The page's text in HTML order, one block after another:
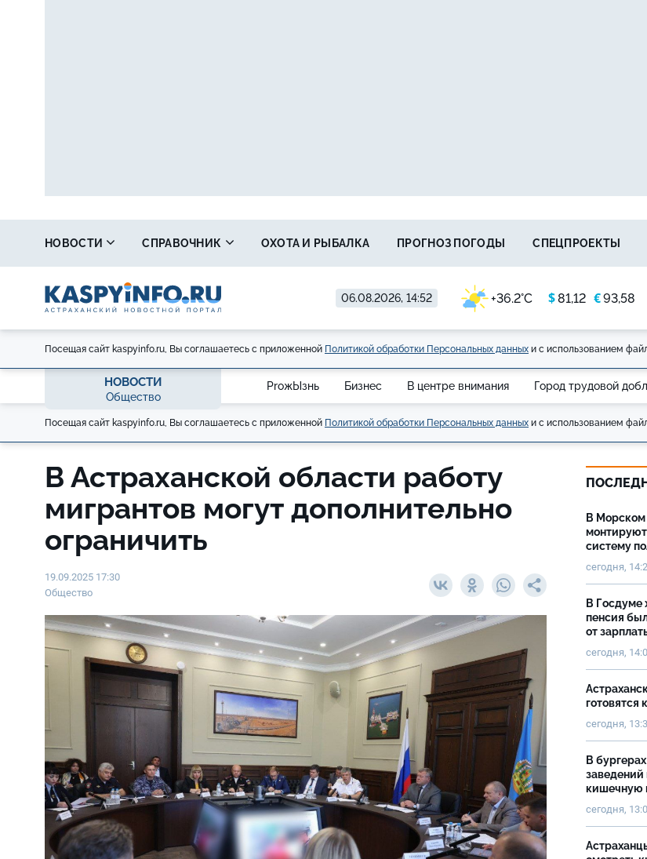
06.08.2026, 14:52 +36.2°C $81,12 €93,58
НОВОСТИ СПРАВОЧНИК ОХОТА И РЫБАЛКА ПРОГНОЗ ПОГОДЫ СПЕЦПРОЕКТЫ
Посещая сайт kaspyinfo.ru, Вы соглашаетесь с приложенной Политикой обработки Персональных данных и с использованием
НОВОСТИ
Общество
ProжЫзнь Бизнес В центре внимания Город трудовой
Посещая сайт kaspyinfo.ru, Вы соглашаетесь с приложенной Политикой обработки Персональных данных и с использованием
В Астраханской области работу
мигрантов могут дополнительно
ограничить
19.09.2025 17:30
Общество
В Морском
систему
сегодня,
В Госдуме
пенсия
от
сегодня,
готовятся
сегодня,
В
кишечную
сегодня,